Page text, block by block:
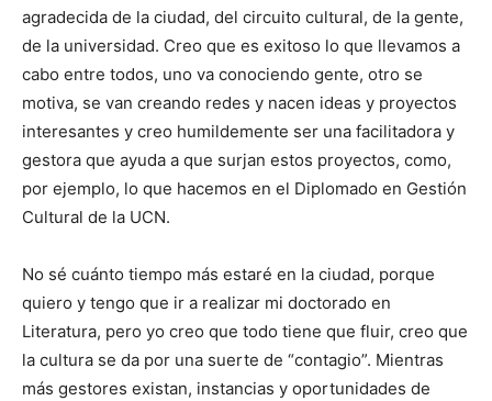
agradecida de la ciudad, del circuito cultural, de la gente,
de la universidad. Creo que es exitoso lo que llevamos a
cabo entre todos, uno va conociendo gente, otro se
motiva, se van creando redes y nacen ideas y proyectos
interesantes y creo humildemente ser una facilitadora y
gestora que ayuda a que surjan estos proyectos, como,
por ejemplo, lo que hacemos en el Diplomado en Gestión
Cultural de la UCN.
No sé cuánto tiempo más estaré en la ciudad, porque
quiero y tengo que ir a realizar mi doctorado en
Literatura, pero yo creo que todo tiene que fluir, creo que
la cultura se da por una suerte de “contagio”. Mientras
más gestores existan, instancias y oportunidades de